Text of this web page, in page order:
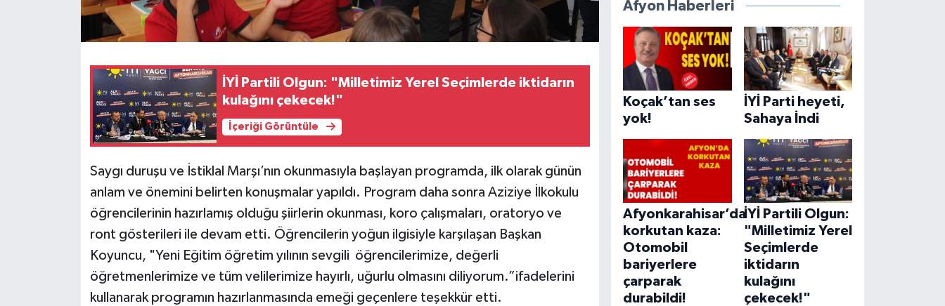
İYİ Partili Olgun: "Milletimiz Yerel Seçimlerde iktidarın
kulağını çekecek!"
İçeriği Görüntüle
Saygı duruşu ve İstiklal Marşı’nın okunmasıyla başlayan programda, ilk olarak günün
anlam ve önemini belirten konuşmalar yapıldı. Program daha sonra Aziziye İlkokulu
öğrencilerinin hazırlamış olduğu şiirlerin okunması, koro çalışmaları, oratoryo ve
ront gösterileri ile devam etti. Öğrencilerin yoğun ilgisiyle karşılaşan Başkan
Koyuncu, "Yeni Eğitim öğretim yılının sevgili öğrencilerimize, değerli
öğretmenlerimize ve tüm velilerimize hayırlı, uğurlu olmasını diliyorum.”ifadelerini
kullanarak programın hazırlanmasında emeği geçenlere teşekkür etti.
Afyon Haberleri
Koçak’tan ses
yok!
İYİ Parti heyeti,
Sahaya İndi
Afyonkarahisar’da
korkutan kaza:
Otomobil
bariyerlere
çarparak
durabildi!
İYİ Partili Olgun:
"Milletimiz Yerel
Seçimlerde
iktidarın
kulağını
çekecek!"